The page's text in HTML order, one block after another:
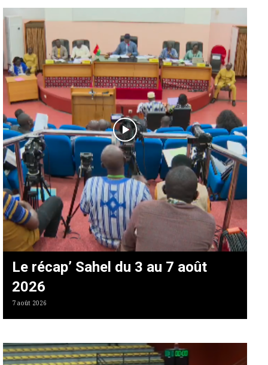
Le récap’ Sahel du 3 au 7 août
2026
7 août 2026